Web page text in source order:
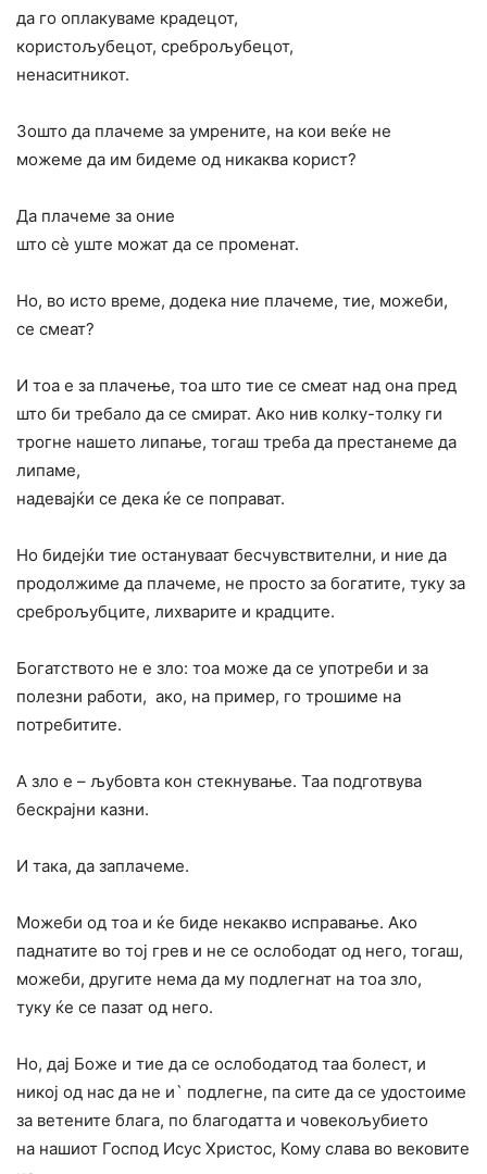
да го оплакуваме крадецот,
користољубецот, среброљубецот,
не­наситникот.
Зошто да плачеме за умрените, на кои веќе не
можеме да им бидеме од никаква корист?
Да плачеме за оние
што сè уште можат да се променат.
Но, во исто време, додека ние плачеме, тие, можеби,
се смеат?
И тоа е за плачење, тоа што тие се смеат над она пред
што би требало да се смират. Ако нив колку-толку ги
трогне нашето липање, тогаш треба да престанеме да
липаме,
надевајќи се дека ќе се поправат.
Но бидејќи тие остануваат бес­чувствителни, и ние да
продолжиме да плачеме, не просто за богатите, туку за
среброљубците, лихварите и крадците.
Бо­гат­ството не е зло: тоа може да се употреби и за
полезни работи, ако, на пример, го трошиме на
потребитите.
А зло е – љубовта кон стекнување. Таа подготвува
бескрајни казни.
И така, да заплачеме.
Можеби од тоа и ќе биде некакво исправање. Ако
паднатите во тој грев и не се ослободат од не­го, тогаш,
можеби, другите нема да му подлегнат на тоа зло,
туку ќе се пазат од него.
Но, дај Боже и тие да се ослободатод таа болест, и
никој од нас да не и` подлегне, па сите да се удостоиме
за ветените блага, по благодатта и човекољубието
на нашиот Господ Исус Христос, Кому слава во вековите